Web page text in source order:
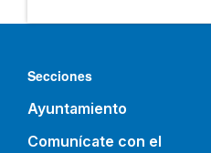
Secciones
Ayuntamiento
Comunícate con el